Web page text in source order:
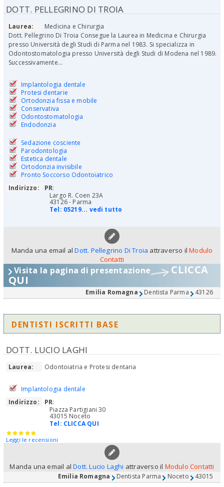
DOTT. PELLEGRINO DI TROIA
Laurea:
Medicina e Chirurgia
Dott. Pellegrino Di Troia Consegue la Laurea in Medicina e Chirurgia
presso Università degli Studi di Parma nel 1983. Si specializza in
Odontostomatologia presso Università degli Studi di Modena nel 1989.
Successivamente...
Implantologia dentale
Protesi dentarie
Ortodonzia fissa e mobile
Conservativa
Odontostomatologia
Endodonzia
Sedazione cosciente
Parodontologia
Estetica dentale
Ortodonzia invisibile
Pronto Soccorso Odontoiatrico
Indirizzo:
PR:
Largo R. Coen 23A
43126 - Parma
Tel: 05219... vedi tutto
Manda una email alDott. Pellegrino Di Troia attraverso ilModulo
Contatti
Visita la pagina di presentazione CLICCA
QUI
Emilia Romagna Dentista Parma 43126
DENTISTI ISCRITTI BASE
DOTT. LUCIO LAGHI
Laurea: Odontoiatria e Protesi dentaria
Implantologia dentale
Indirizzo:
PR:
Piazza Partigiani 30
43015 Noceto
Tel: CLICCA QUI
Leggi le recensioni
Manda una email alDott. Lucio Laghi attraverso il Modulo Contatti
Emilia Romagna Dentista Parma Noceto 43015